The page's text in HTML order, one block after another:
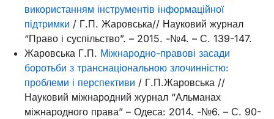
використанням інструментів інформаційної
підтримки / Г.П. Жаровська// Науковий журнал
“Право і суспільство”. – 2015. -№4. – С. 139-147.
Жаровська Г.П. Міжнародно-правові засади
боротьби з транснаціональною злочинністю:
проблеми і перспективи / Г.П.Жаровська //
Науковий міжнародний журнал “Альманах
міжнародного права” – Одеса: 2014. -№6. – С. 90-